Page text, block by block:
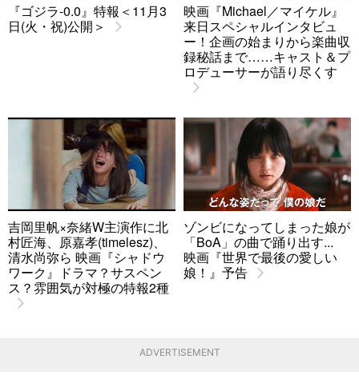
『ゴジラ-0.0』特報＜11月3
日(火・祝)公開＞
映画『Michael／マイケル』
来日スペシャルインタビュ
ー！企画の始まりから楽曲収
録秘話まで……キャスト＆プ
ロデューサーが語り尽くす
吉岡里帆×奈緒W主演作に北
村匠海、原嘉孝(timelesz)、
清水尚弥ら 映画『シャドウ
ワーク』ドラマ？サスペン
ス？雰囲気が対極の特報2種
ゾンビになってしまった娘が
「BoA」の曲で踊り出す...
映画『世界で最後の愛しい
娘！』予告
ADVERTISEMENT